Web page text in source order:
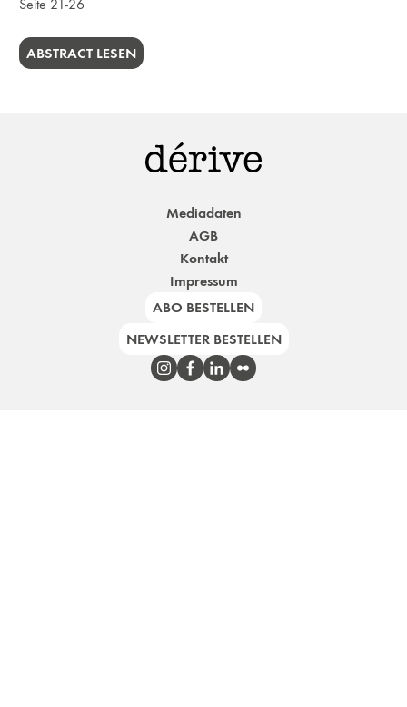
Seite 21-26
ABSTRACT LESEN
Mediadaten
AGB
Kontakt
Impressum
ABO BESTELLEN
NEWSLETTER BESTELLEN